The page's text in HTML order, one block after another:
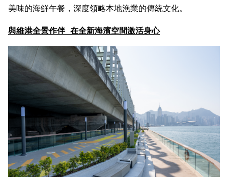
美味的海鮮午餐，深度領略本地漁業的傳統文化。
與維港全景作伴 在全新海濱空間激活身心